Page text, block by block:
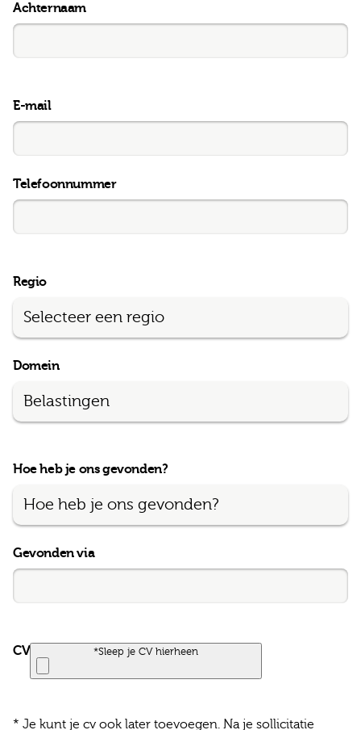
Achternaam
E-mail
Telefoonnummer
Regio
Domein
Hoe heb je ons gevonden?
Gevonden via
CV *Sleep je CV hierheen
* Je kunt je cv ook later toevoegen. Na je sollicitatie